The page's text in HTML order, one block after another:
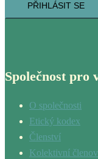
PŘIHLÁSIT SE
Společnost pro
O společnosti
Etický kodex
Členství
Kolektivní